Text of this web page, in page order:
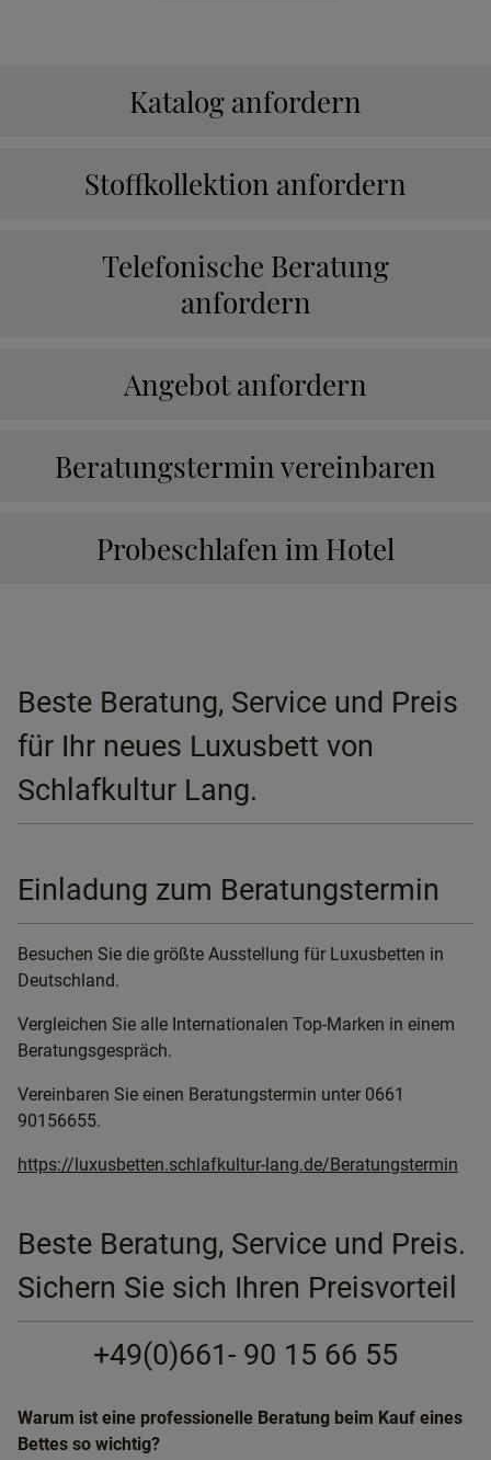
Katalog anfordern
Stoffkollektion anfordern
Telefonische Beratung
anfordern
Angebot anfordern
Beratungstermin vereinbaren
Probeschlafen im Hotel
Beste Beratung, Service und Preis
für Ihr neues Luxusbett von
Schlafkultur Lang.
Einladung zum Beratungstermin
Besuchen Sie die größte Ausstellung für Luxusbetten in
Deutschland.
Vergleichen Sie alle Internationalen Top-Marken in einem
Beratungsgespräch.
Vereinbaren Sie einen Beratungstermin unter 0661
90156655.
https://luxusbetten.schlafkultur-lang.de/Beratungstermin
Beste Beratung, Service und Preis.
Sichern Sie sich Ihren Preisvorteil
+49(0)661- 90 15 66 55
Warum ist eine professionelle Beratung beim Kauf eines
Bettes so wichtig?